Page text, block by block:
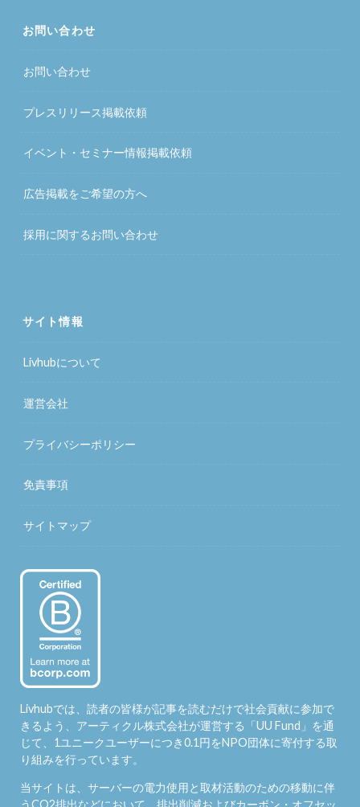
お問い合わせ
お問い合わせ
プレスリリース掲載依頼
イベント・セミナー情報掲載依頼
広告掲載をご希望の方へ
採用に関するお問い合わせ
サイト情報
Livhubについて
運営会社
プライバシーポリシー
免責事項
サイトマップ
Livhubでは、読者の皆様が記事を読むだけで社会貢献に参加で
きるよう、アーティクル株式会社が運営する「UU Fund 」を通
じて、1ユニークユーザーにつき0.1円をNPO団体に寄付する取
り組みを行っています。
当サイトは、サーバーの電力使用と取材活動のための移動に伴
うCO2排出などにおいて、排出削減およびカーボン・オフセッ